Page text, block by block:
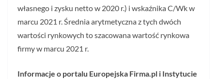
własnego i zysku netto w 2020 r.) i wskaźnika C/Wk w
marcu 2021 r. Średnia arytmetyczna z tych dwóch
wartości rynkowych to szacowana wartość rynkowa
firmy w marcu 2021 r.
Informacje o portalu Europejska Firma.pl i Instytucie